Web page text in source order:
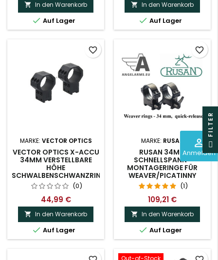
perm_identity
Anmelden
 In den Warenkorb
 Auf Lager
 In den Warenkorb
 Auf Lager
MARKE: VECTOR OPTICS
VECTOR OPTICS X-ACCU
34MM VERSTELLBARE
HÖHE
SCHWALBENSCHWANZRINGE
(0)
44,99 €
 In den Warenkorb
 Auf Lager
favorite_border
MARKE: RUSAN
RUSAN 34MM
SCHNELLSPANN-
MONTAGERINGE FÜR
WEAVER/PICATINNY
(1)
109,21 €
 In den Warenkorb
 Auf Lager
favorite_border
R